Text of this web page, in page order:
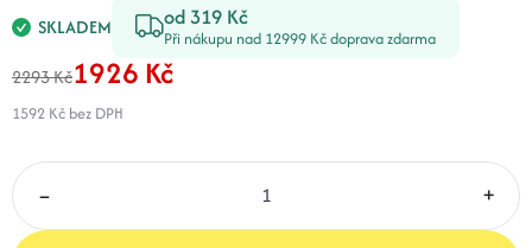
SKLADEM od 319 Kč
Při nákupu nad 12999 Kč doprava zdarma
2293 Kč1926 Kč
1592 Kč bez DPH
– +